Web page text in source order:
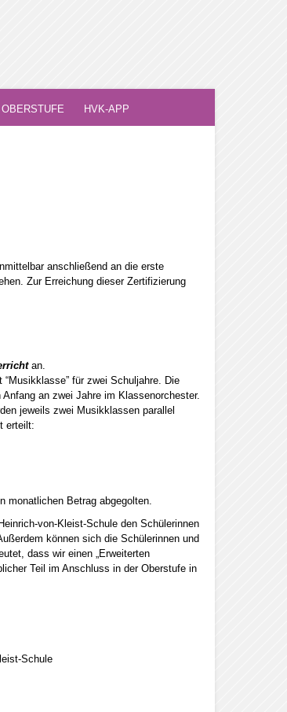
OBERSTUFE HVK-APP
anschließend an die erste
Zur Erreichung dieser Zertifizierung
an.
für zwei Schuljahre. Die
an zwei Jahre im Klassenorchester.
jeweils zwei Musikklassen parallel
erteilt:
monatlichen Betrag abgegolten.
von-Kleist-Schule den Schülerinnen
können sich die Schülerinnen und
dass wir einen „Erweiterten
Teil im Anschluss in der Oberstufe in
Schule